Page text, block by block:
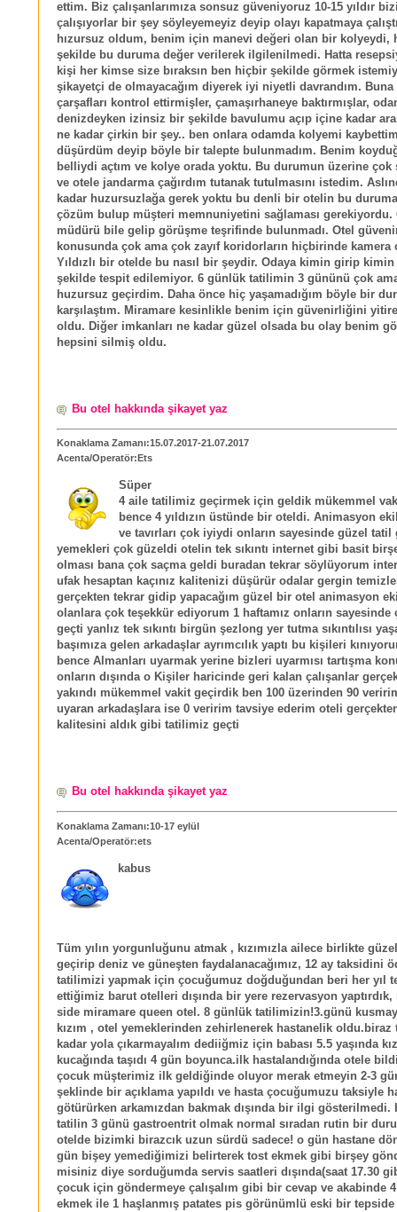
ettim. Biz çalışanlarımıza sonsuz güveniyoruz 10-15 yıldır
çalışıyorlar bir şey söyleyemeyiz deyip olayı kapatmaya
hızursuz oldum, benim için manevi değeri olan bir kolyeydi,
şekilde bu duruma değer verilerek ilgilenilmedi. Hatta
kişi her kimse size bıraksın ben hiçbir şekilde görmek
şikayetçi de olmayacağım diyerek iyi niyetli davrandım. Buna
çarşafları kontrol ettirmişler, çamaşırhaneye baktırmışlar,
denizdeyken izinsiz bir şekilde bavulumu açıp içine kadar
ne kadar çirkin bir şey.. ben onlara odamda kolyemi
düşürdüm deyip böyle bir talepte bulunmadım. Benim
belliydi açtım ve kolye orada yoktu. Bu durumun üzerine
ve otele jandarma çağırdım tutanak tutulmasını istedim.
kadar huzursuzlağa gerek yoktu bu denli bir otelin bu
çözüm bulup müşteri memnuniyetini sağlaması gerekiyordu.
müdürü bile gelip görüşme teşrifinde bulunmadı. Otel
konusunda çok ama çok zayıf koridorların hiçbirinde kamera
Yıldızlı bir otelde bu nasıl bir şeydir. Odaya kimin girip kimin
şekilde tespit edilemiyor. 6 günlük tatilimin 3 gününü çok
huzursuz geçirdim. Daha önce hiç yaşamadığım böyle bir
karşılaştım. Miramare kesinlikle benim için güvenirliğini
oldu. Diğer imkanları ne kadar güzel olsada bu olay benim
hepsini silmiş oldu.
Bu otel hakkında şikayet yaz
Konaklama Zamanı:15.07.2017-21.07.2017
Acenta/Operatör:Ets
Süper
4 aile tatilimiz geçirmek için geldik mükemmel
bence 4 yıldızın üstünde bir oteldi. Animasyon
ve tavırları çok iyiydi onların sayesinde güzel tatil
yemekleri çok güzeldi otelin tek sıkıntı internet gibi basit
olması bana çok saçma geldi buradan tekrar söylüyorum
ufak hesaptan kaçınız kalitenizi düşürür odalar gergin
gerçekten tekrar gidip yapacağım güzel bir otel animasyon
olanlara çok teşekkür ediyorum 1 haftamız onların sayesinde
geçti yanlız tek sıkıntı birgün şezlong yer tutma sıkıntılısı
başımıza gelen arkadaşlar ayrımcılık yaptı bu kişileri
bence Almanları uyarmak yerine bizleri uyarmısı tartışma
onların dışında o Kişiler haricinde geri kalan çalışanlar
yakındı mükemmel vakit geçirdik ben 100 üzerinden 90
uyaran arkadaşlara ise 0 veririm tavsiye ederim oteli
kalitesini aldık gibi tatilimiz geçti
Bu otel hakkında şikayet yaz
Konaklama Zamanı:10-17 eylül
Acenta/Operatör:ets
kabus
Tüm yılın yorgunluğunu atmak , kızımızla ailece birlikte
geçirip deniz ve güneşten faydalanacağımız, 12 ay taksidini
tatilimizi yapmak için çocuğumuz doğduğundan beri her yıl
ettiğimiz barut otelleri dışında bir yere rezervasyon yaptırdık,
side miramare queen otel. 8 günlük tatilimizin!3.günü
kızım , otel yemeklerinden zehirlenerek hastanelik oldu.biraz
kadar yola çıkarmayalım dediiğmiz için babası 5.5 yaşında
kucağında taşıdı 4 gün boyunca.ilk hastalandığında otele
çocuk müşterimiz ilk geldiğinde oluyor merak etmeyin 2-3
şeklinde bir açıklama yapıldı ve hasta çocuğumuzu taksiyle
götürürken arkamızdan bakmak dışında bir ilgi gösterilmedi.
tatilin 3 günü gastroentrit olmak normal sıradan rutin bir
otelde bizimki birazcık uzun sürdü sadece! o gün hastane
gün bişey yemediğimizi belirterek tost ekmek gibi birşey
misiniz diye sorduğumda servis saatleri dışında(saat 17.30
çocuk için göndermeye çalışalım gibi bir cevap ve akabinde
ekmek ile 1 haşlanmış patates pis görünümlü eski bir